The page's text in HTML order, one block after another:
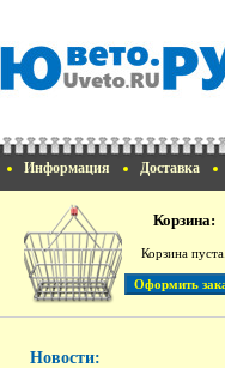
Информация Доставка
Корзина:
Корзина пуста.
Новости: